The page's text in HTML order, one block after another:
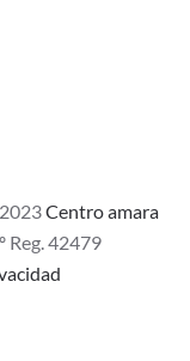
Centro amara
Reg. 42479